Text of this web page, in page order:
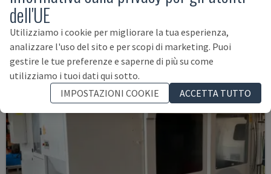
dell'UE
Utilizziamo i cookie per migliorare la tua esperienza,
analizzare l'uso del sito e per scopi di marketing. Puoi
gestire le tue preferenze e saperne di più su come
utilizziamo i tuoi dati qui sotto.
IMPOSTAZIONI COOKIE
ACCETTA TUTTO